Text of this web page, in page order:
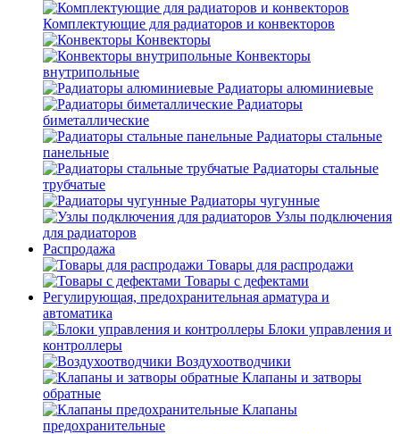
Комплектующие для радиаторов и конвекторов
Конвекторы
Конвекторы
внутрипольные
Радиаторы алюминиевые
Радиаторы
биметаллические
Радиаторы стальные
панельные
Радиаторы стальные
трубчатые
Радиаторы чугунные
Узлы подключения
для радиаторов
Распродажа
Товары для распродажи
Товары с дефектами
Регулирующая, предохранительная арматура и
автоматика
Блоки управления и
контроллеры
Воздухоотводчики
Клапаны и затворы
обратные
Клапаны
предохранительные